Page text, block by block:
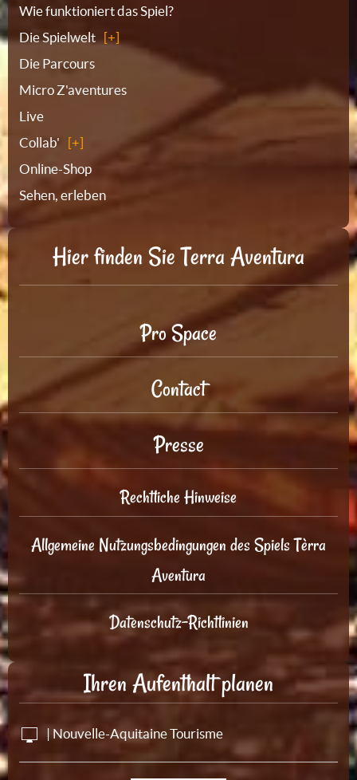
Sitemap
Wie funktioniert das Spiel?
Die Spielwelt
Die Parcours
Micro Z'aventures
Live
Collab'
Online-Shop
Sehen, erleben
Hier finden Sie Terra Aventura
Pro Space
Contact
Presse
Rechtliche Hinweise
Allgemeine Nutzungsbedingungen des Spiels Tèrra
Aventura
Datenschutz-Richtlinien
Ihren Aufenthalt planen
| Nouvelle-Aquitaine Tourisme